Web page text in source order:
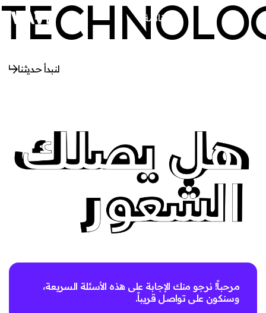
القائمة
يغلق
لنبدأ حديثنا
مرحباً! نرجو منك الإجابة على هذه الأسئلة السريعة،
وسنكون على تواصل قريباً.